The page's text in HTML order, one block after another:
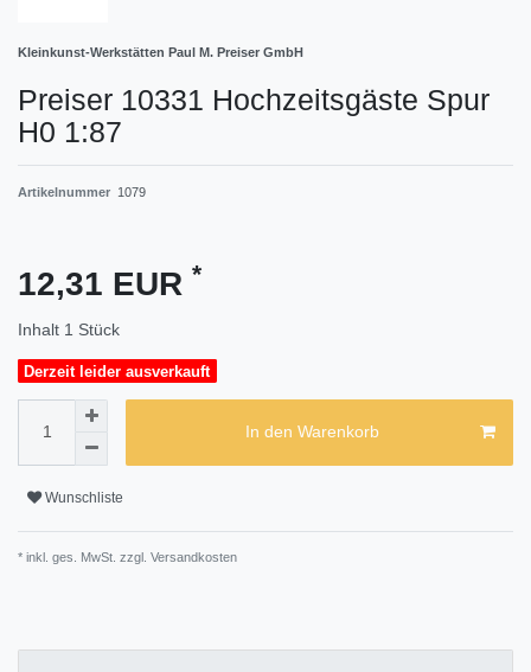
Kleinkunst-Werkstätten Paul M. Preiser GmbH
Preiser 10331 Hochzeitsgäste Spur
H0 1:87
Artikelnummer 1079
12,31 EUR *
Inhalt 1 Stück
Derzeit leider ausverkauft
In den Warenkorb
Wunschliste
* inkl. ges. MwSt. zzgl. Versandkosten